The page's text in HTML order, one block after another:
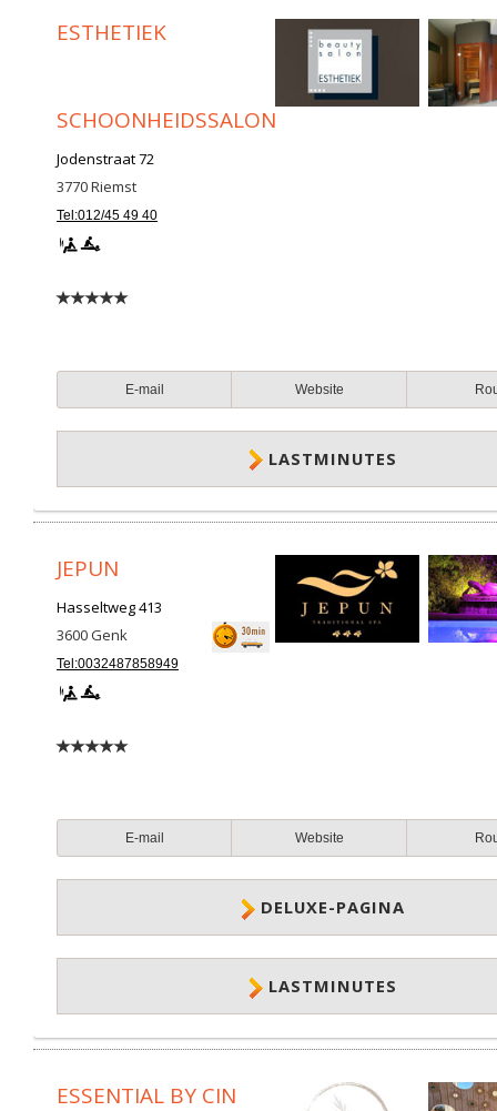
ESTHETIEK
SCHOONHEIDSSALON
Jodenstraat 72
3770Riemst
Tel:012/45 49 40
E-mail Website
LASTMINUTES
JEPUN
Hasseltweg 413
3600Genk
Tel:0032487858949
E-mail Website
DELUXE-PAGINA
LASTMINUTES
ESSENTIAL BY CIN